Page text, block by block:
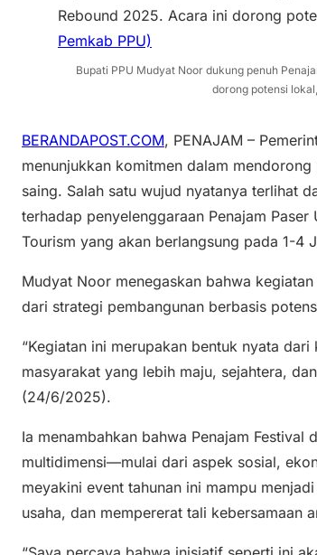
Rebound 2025. Acara ini dorong
Pemkab PPU)
Bupati PPU Mudyat Noor dukung penuh
dorong potensi
BERANDAPOST.COM, PENAJAM –
menunjukkan komitmen dalam
saing. Salah satu wujud nyatanya terlihat
terhadap penyelenggaraan Penajam
Tourism yang akan berlangsung pada 1-4
Mudyat Noor menegaskan bahwa
dari strategi pembangunan berbasis
“Kegiatan ini merupakan bentuk nyata
masyarakat yang lebih maju, sejahtera,
(24/6/2025).
Ia menambahkan bahwa Penajam
multidimensi—mulai dari aspek sosial,
meyakini event tahunan ini mampu
usaha, dan mempererat tali kebersamaan